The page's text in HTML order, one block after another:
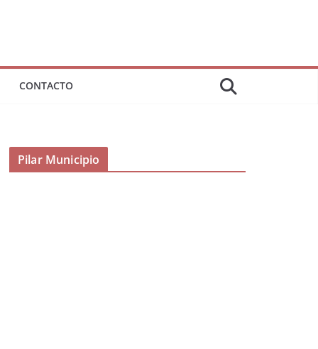
CONTACTO
Pilar Municipio